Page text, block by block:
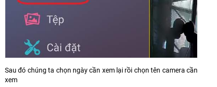
Sau đó chúng ta chọn ngày cần xem lại rồi chọn tên camera cần
xem